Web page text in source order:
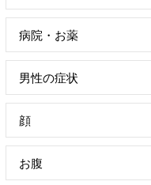
病院・お薬
男性の症状
顔
お腹